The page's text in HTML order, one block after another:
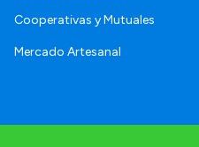
Cooperativas y Mutuales
Mercado Artesanal